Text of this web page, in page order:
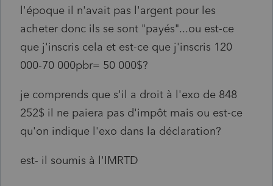
l'époque il n'avait pas l'argent pour les
acheter donc ils se sont "payés"...ou est-ce
que j'inscris cela et est-ce que j'inscris 120
000-70 000pbr= 50 000$?
je comprends que s'il a droit à l'exo de 848
252$ il ne paiera pas d'impôt mais ou est-ce
qu'on indique l'exo dans la déclaration?
est- il soumis à l'IMRTD